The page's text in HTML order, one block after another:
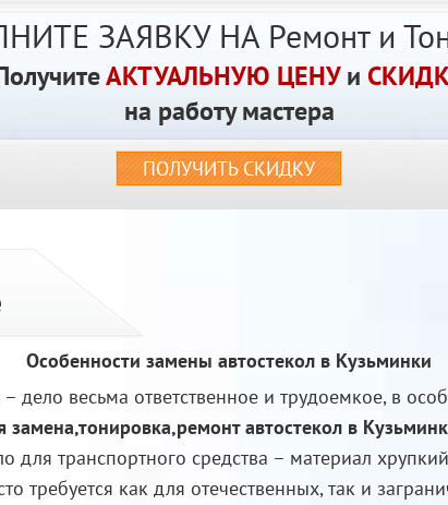
ЗАЯВКУ НА Ремонт и
АКТУАЛЬНУЮ ЦЕНУи
на работу мастера
ПОЛУЧИТЬ СКИДКУ
Особенности замены автостекол в Кузьминки
дело весьма ответственное и трудоемкое, в
замена,тонировка,ремонт автостекол в
для транспортного средства – материал
требуется как для отечественных, так и